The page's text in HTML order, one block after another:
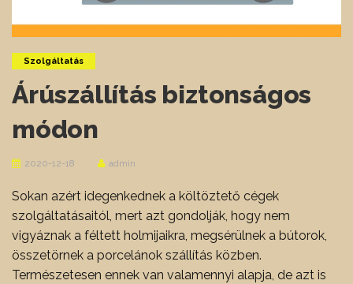
Szolgáltatás
Árúszállítás biztonságos
módon
2020-12-18 admin
Sokan azért idegenkednek a költöztető cégek
szolgáltatásaitól, mert azt gondolják, hogy nem
vigyáznak a féltett holmijaikra, megsérülnek a bútorok,
összetörnek a porcelánok szállítás közben.
Természetesen ennek van valamennyi alapja, de azt is